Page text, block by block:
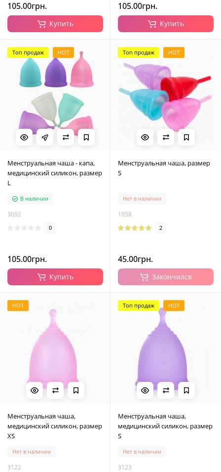
105.00грн.
Купить
105.00грн.
Купить
Топ продаж HOT
Менструальная чаша - капа,
медицинский силикон, размер
L
В наличии
3092
0
105.00грн.
Купить
Топ продаж HOT
Менструальная чаша, размер
S
Нет в наличии
1058
2
45.00грн.
Закончился
HOT
Менструальная чаша,
медицинский силикон, размер
XS
Нет в наличии
3122
Топ продаж HOT
Менструальная чаша,
медицинский силикон, размер
S
Нет в наличии
3123